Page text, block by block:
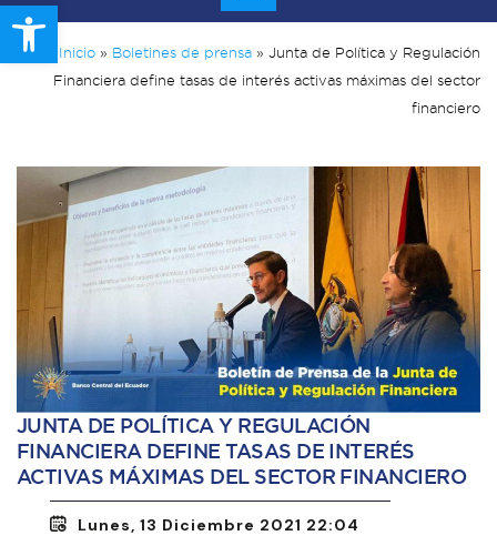
Open toolbar
Inicio » Boletines de prensa » Junta de Política y Regulación
Financiera define tasas de interés activas máximas del sector
financiero
JUNTA DE POLÍTICA Y REGULACIÓN
FINANCIERA DEFINE TASAS DE INTERÉS
ACTIVAS MÁXIMAS DEL SECTOR FINANCIERO
Lunes, 13 Diciembre 2021 22:04